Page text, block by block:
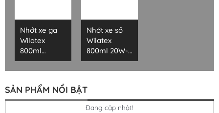
Nhớt xe ga
Wilatex
800ml
10W40-SJ
Nhớt xe số
Wilatex
800ml 20W-
50-SJ
SẢN PHẨM NỔI BẬT
Đang cập nhật!